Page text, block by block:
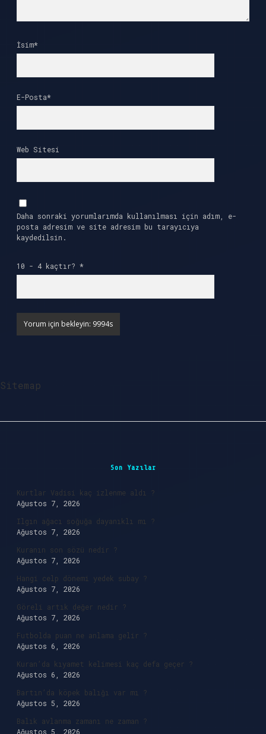
İsim*
E-Posta*
Web Sitesi
Daha sonraki yorumlarımda kullanılması için adım, e-
posta adresim ve site adresim bu tarayıcıya
kaydedilsin.
10 - 4 kaçtır? *
Sitemap
Son Yazılar
Kurtlar Vadisi kaç izlenme aldı ?
Ağustos 7, 2026
Ilgın ağacı soğuğa dayanıklı mı ?
Ağustos 7, 2026
Kuranın son sözü nedir ?
Ağustos 7, 2026
Hangi celp dönemi yedek subay ?
Ağustos 7, 2026
Göreli artık değer nedir ?
Ağustos 7, 2026
Futbolda puan ne anlama gelir ?
Ağustos 6, 2026
Kuran’da kıyamet kelimesi kaç defa geçer ?
Ağustos 6, 2026
Bartın’da köpek balığı var mı ?
Ağustos 5, 2026
Balık avlanma zamanı ne zaman ?
Ağustos 5, 2026